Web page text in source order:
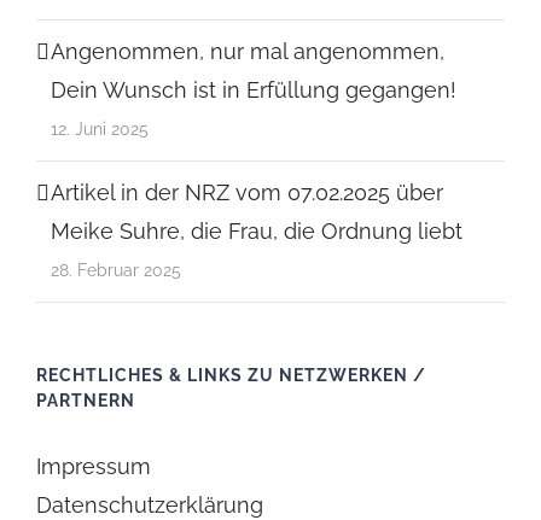
Angenommen, nur mal angenommen,
Dein Wunsch ist in Erfüllung gegangen!
12. Juni 2025
Artikel in der NRZ vom 07.02.2025 über
Meike Suhre, die Frau, die Ordnung liebt
28. Februar 2025
RECHTLICHES & LINKS ZU NETZWERKEN /
PARTNERN
Impressum
Datenschutzerklärung